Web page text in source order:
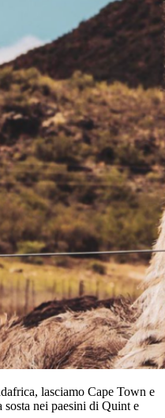
lasciamo Cape Town e
nei paesini di Quint e